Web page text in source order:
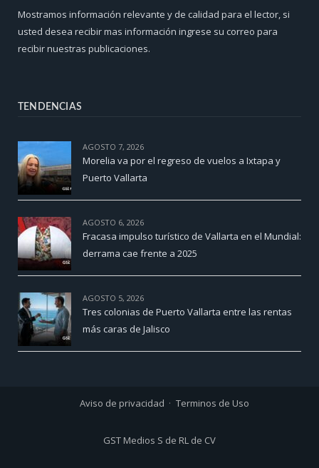
Mostramos información relevante y de calidad para el lector, si
usted desea recibir mas información ingrese su correo para
recibir nuestras publicaciones.
TENDENCIAS
AGOSTO 7, 2026
Morelia va por el regreso de vuelos a Ixtapa y
Puerto Vallarta
AGOSTO 6, 2026
Fracasa impulso turístico de Vallarta en el Mundial:
derrama cae frente a 2025
AGOSTO 5, 2026
Tres colonias de Puerto Vallarta entre las rentas
más caras de Jalisco
Aviso de privacidad Terminos de Uso
GST Medios S de RL de CV